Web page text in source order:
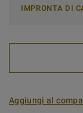
IMPRONTA DI
Aggiungi al